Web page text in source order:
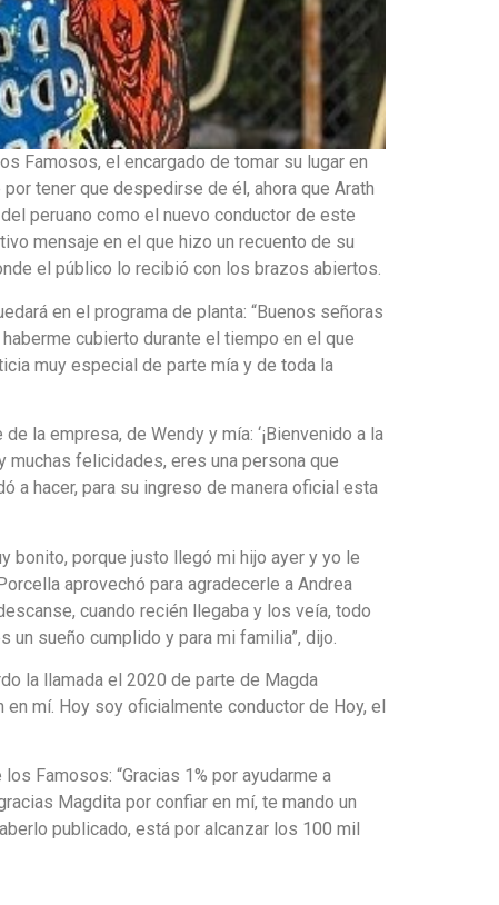
Famosos, el encargado de tomar su lugar en
tener que despedirse de él, ahora que Arath
peruano como el nuevo conductor de este
mensaje en el que hizo un recuento de su
el público lo recibió con los brazos abiertos.
en el programa de planta: “Buenos señoras
cubierto durante el tiempo en el que
muy especial de parte mía y de toda la
la empresa, de Wendy y mía: ‘¡Bienvenido a la
muchas felicidades, eres una persona que
a hacer, para su ingreso de manera oficial esta
bonito, porque justo llegó mi hijo ayer y yo le
aprovechó para agradecerle a Andrea
cuando recién llegaba y los veía, todo
un sueño cumplido y para mi familia”, dijo.
la llamada el 2020 de parte de Magda
mí. Hoy soy oficialmente conductor de Hoy, el
Famosos: “Gracias 1% por ayudarme a
Magdita por confiar en mí, te mando un
publicado, está por alcanzar los 100 mil